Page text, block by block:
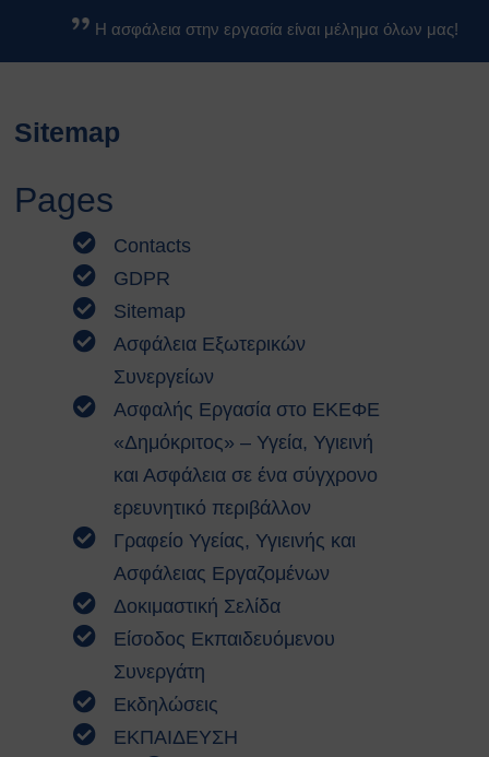
Βασικοί Κανόνες Ασφαλείας
Διαδικασίες Ασφαλείας
κέντρου ΕΚΕΦΕ
“Δημόκριτος”
Σχέδιο Εκκένωσης
Συνοπτικοί Οδηγοί ΥΑΕ
Ακτινοβολία
Βιολογικοί παράγοντες
Εκτίμηση Eπαγγελματικού
Εργονομία
Πυροπροστασία
Η ασφάλεια στην εργασία είναι μέλημα όλων μας!
Sitemap
Pages
Contacts
GDPR
Sitemap
Ασφάλεια Εξωτερικών
Συνεργείων
Ασφαλής Εργασία στο ΕΚΕΦΕ
«Δημόκριτος» – Υγεία, Υγιεινή
και Ασφάλεια σε ένα σύγχρονο
ερευνητικό περιβάλλον
Γραφείο Υγείας, Υγιεινής και
Ασφάλειας Εργαζομένων
Δοκιμαστική Σελίδα
Είσοδος Εκπαιδευόμενου
Συνεργάτη
Εκδηλώσεις
ΕΚΠΑΙΔΕΥΣΗ